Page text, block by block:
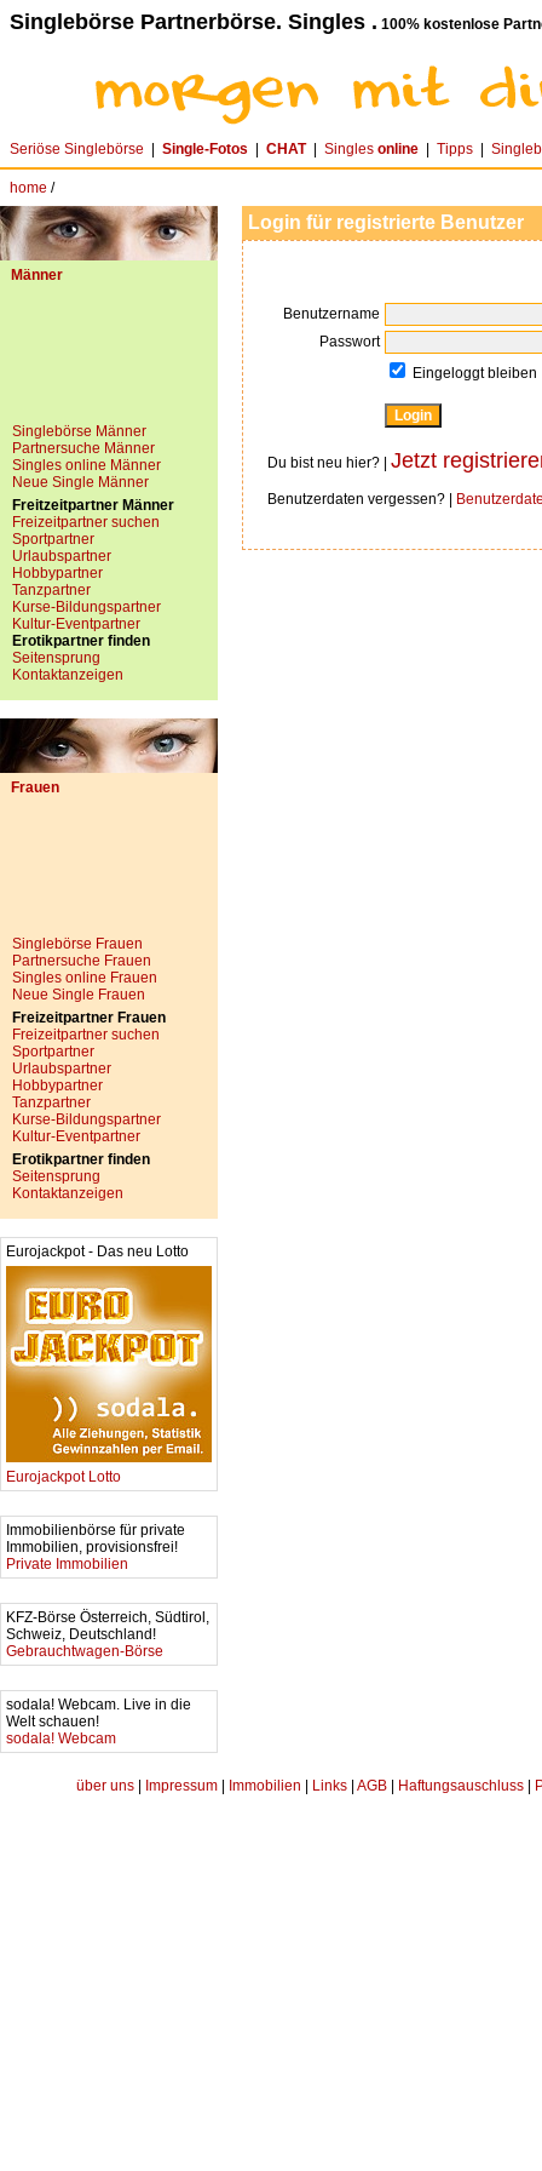
Singlebörse Partnerbörse. Singles . 100% kostenlose
Seriöse Singlebörse Single-Fotos CHAT| Singles online Tipps
home /
Männer
Singlebörse Männer
Partnersuche Männer
Singles online Männer
Neue Single Männer
Freitzeitpartner Männer
Freizeitpartner suchen
Sportpartner
Urlaubspartner
Hobbypartner
Tanzpartner
Kurse-Bildungspartner
Kultur-Eventpartner
Erotikpartner finden
Seitensprung
Kontaktanzeigen
Frauen
Singlebörse Frauen
Partnersuche Frauen
Singles online Frauen
Neue Single Frauen
Freizeitpartner Frauen
Freizeitpartner suchen
Sportpartner
Urlaubspartner
Hobbypartner
Tanzpartner
Kurse-Bildungspartner
Kultur-Eventpartner
Erotikpartner finden
Seitensprung
Kontaktanzeigen
Eurojackpot - Das neu Lotto
Eurojackpot Lotto
Immobilienbörse für private
Immobilien, provisionsfrei!
Private Immobilien
KFZ-Börse Österreich, Südtirol,
Schweiz, Deutschland!
Gebrauchtwagen-Börse
sodala! Webcam. Live in die
Welt schauen!
sodala! Webcam
Login für registrierte Benutzer
Benutzername
Passwort
Eingeloggt bleiben
Du bist neu hier? | Jetzt
Benutzerdaten vergessen? |
über uns Impressum Immobilien Links AGB Haftungsauschluss